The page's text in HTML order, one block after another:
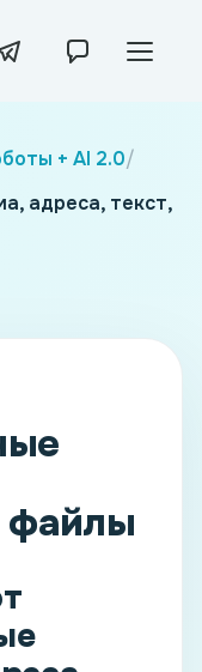
+ AI 2.0/
адреса, текст,
файлы